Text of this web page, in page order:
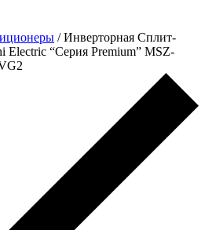
/ Инверторная Сплит-
Electric “Серия Premium” MSZ-